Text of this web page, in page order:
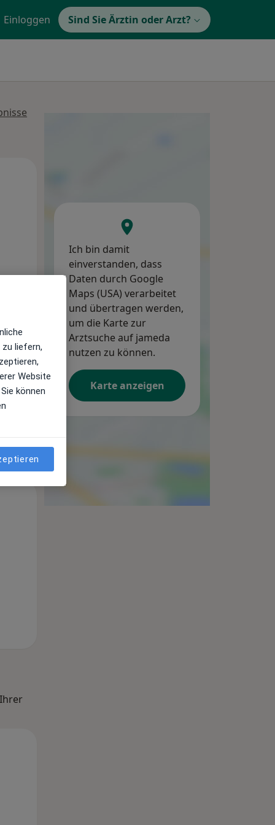
Einloggen Sind Sie Ärztin oder Arzt?
10 Aug
Di,
11 Aug
Mi,
12 Aug
Ich bin damit
einverstanden, dass
Daten durch Google
Maps (USA) verarbeitet
und übertragen werden,
um die Karte zur
Arztsuche auf jameda
nutzen zu können.
Karte anzeigen
liefern,
Website
können